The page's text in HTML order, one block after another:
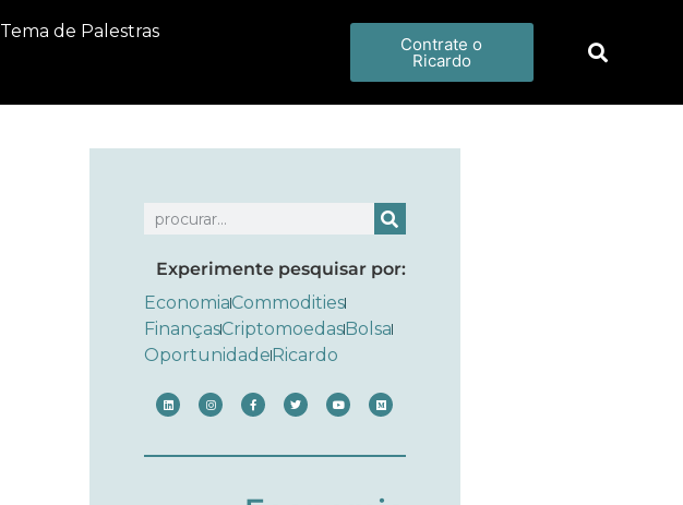
Tema de Palestras
Contrate o
Ricardo
Experimente pesquisar por:
EconomiaCommodities
FinançasCriptomoedasBolsa
OportunidadeRicardo